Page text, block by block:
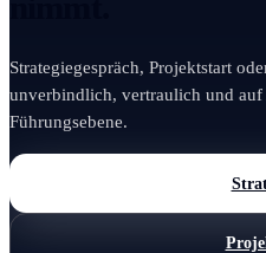
Strategiegespräch, Projektstart
unverbindlich, vertraulich und
Führungsebene.